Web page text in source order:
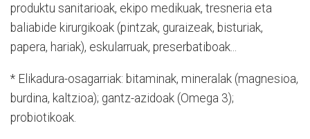
produktu sanitarioak, ekipo medikuak, tresneria eta
baliabide kirurgikoak (pintzak, guraizeak, bisturiak,
papera, hariak), eskularruak, preserbatiboak...
* Elikadura-osagarriak: bitaminak, mineralak (magnesioa,
burdina, kaltzioa); gantz-azidoak (Omega 3);
probiotikoak.